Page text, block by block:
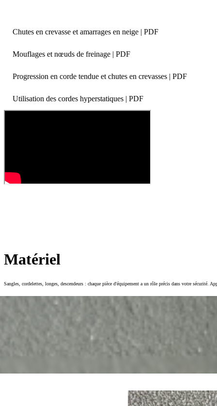
Chutes en crevasse et amarrages en neige | PDF
Mouflages et nœuds de freinage | PDF
Progression en corde tendue et chutes en crevasses | PDF
Utilisation des cordes hyperstatiques | PDF
Matériel
Sangles, cordelettes, longes, descendeurs : chaque pièce d'équipement a un rôle précis dans votre sécurité.